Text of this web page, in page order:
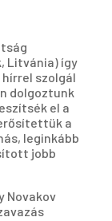
Litvánia) így
szolgál
dolgoztunk
el a
a
leginkább
jobb
Novakov